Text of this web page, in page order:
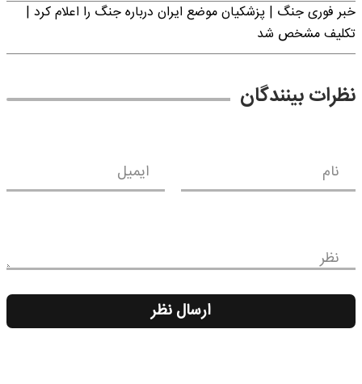
خبر فوری جنگ | پزشکیان موضع ایران درباره جنگ را اعلام کرد |
تکلیف مشخص شد
نظرات بینندگان
نام ایمیل
نظر
ارسال نظر